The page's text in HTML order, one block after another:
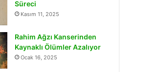
Süreci
Kasım 11, 2025
Rahim Ağzı Kanserinden
Kaynaklı Ölümler Azalıyor
Ocak 16, 2025